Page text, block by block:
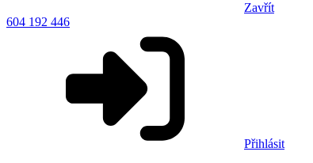
Zavřít
604 192 446
Přihlásit